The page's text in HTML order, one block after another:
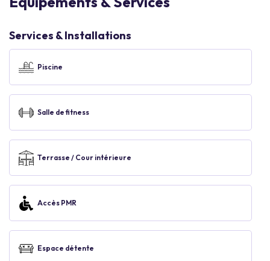
Services & Installations
Piscine
Salle de fitness
Terrasse / Cour intérieure
Accès PMR
Espace détente